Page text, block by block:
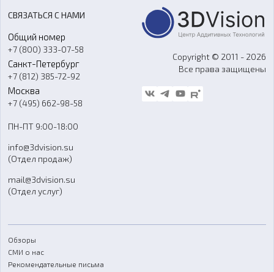
Оборудование и материалы для вакуумного литья
Аксессуары и прочее оборудование
Программное обеспечение
Ремонт и услуги
О компании
Контакты
Гос. закупки
Стать дилером
Блог
FAQ
СВЯЗАТЬСЯ С НАМИ
Общий номер
+7 (800) 333-07-58
Санкт-Петербург
+7 (812) 385-72-92
Москва
+7 (495) 662-98-58
ПН-ПТ 9:00-18:00
info@3dvision.su
(Отдел продаж)
mail@3dvision.su
(Отдел услуг)
Copyright © 2011 - 2026
Все права защищены
Обзоры
СМИ о нас
Рекомендательные письма